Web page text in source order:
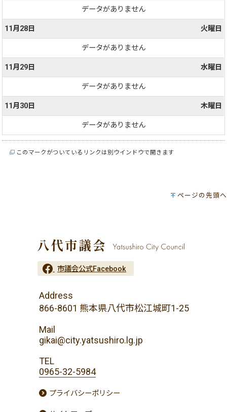
データがありません
11月28日 火曜日
データがありません
11月29日 水曜日
データがありません
11月30日 木曜日
データがありません
このマークがついているリンクは別ウインドウで開きます
ページの先頭へ
市議会公式Facebook
Address
866-8601 熊本県八代市松江城町1-25
Mail
gikai@city.yatsushiro.lg.jp
TEL
0965-32-5984
プライバシーポリシー